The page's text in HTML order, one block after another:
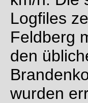
Logfiles
Feldberg
den
wurden